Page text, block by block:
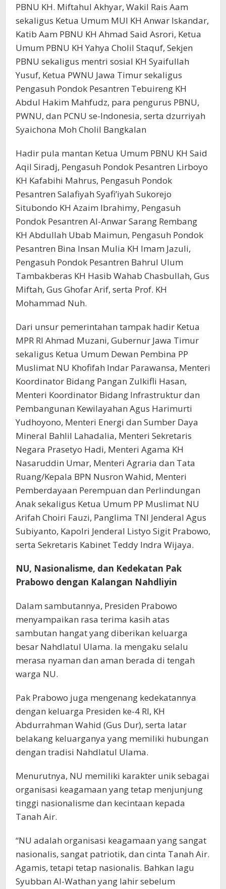
PBNU KH. Miftahul Akhyar, Wakil Rais Aam
sekaligus Ketua Umum MUI KH Anwar Iskandar,
Katib Aam PBNU KH Ahmad Said Asrori, Ketua
Umum PBNU KH Yahya Cholil Staquf, Sekjen
PBNU sekaligus mentri sosial KH Syaifullah
Yusuf, Ketua PWNU Jawa Timur sekaligus
Pengasuh Pondok Pesantren Tebuireng KH
Abdul Hakim Mahfudz, para pengurus PBNU,
PWNU, dan PCNU se-Indonesia, serta dzurriyah
Syaichona Moh Cholil Bangkalan
Hadir pula mantan Ketua Umum PBNU KH Said
Aqil Siradj, Pengasuh Pondok Pesantren Lirboyo
KH Kafabihi Mahrus, Pengasuh Pondok
Pesantren Salafiyah Syafi’iyah Sukorejo
Situbondo KH Azaim Ibrahimy, Pengasuh
Pondok Pesantren Al-Anwar Sarang Rembang
KH Abdullah Ubab Maimun, Pengasuh Pondok
Pesantren Bina Insan Mulia KH Imam Jazuli,
Pengasuh Pondok Pesantren Bahrul Ulum
Tambakberas KH Hasib Wahab Chasbullah, Gus
Miftah, Gus Ghofar Arif, serta Prof. KH
Mohammad Nuh.
Dari unsur pemerintahan tampak hadir Ketua
MPR RI Ahmad Muzani, Gubernur Jawa Timur
sekaligus Ketua Umum Dewan Pembina PP
Muslimat NU Khofifah Indar Parawansa, Menteri
Koordinator Bidang Pangan Zulkifli Hasan,
Menteri Koordinator Bidang Infrastruktur dan
Pembangunan Kewilayahan Agus Harimurti
Yudhoyono, Menteri Energi dan Sumber Daya
Mineral Bahlil Lahadalia, Menteri Sekretaris
Negara Prasetyo Hadi, Menteri Agama KH
Nasaruddin Umar, Menteri Agraria dan Tata
Ruang/Kepala BPN Nusron Wahid, Menteri
Pemberdayaan Perempuan dan Perlindungan
Anak sekaligus Ketua Umum PP Muslimat NU
Arifah Choiri Fauzi, Panglima TNI Jenderal Agus
Subiyanto, Kapolri Jenderal Listyo Sigit Prabowo,
serta Sekretaris Kabinet Teddy Indra Wijaya.
NU, Nasionalisme, dan Kedekatan Pak
Prabowo dengan Kalangan Nahdliyin
Dalam sambutannya, Presiden Prabowo
menyampaikan rasa terima kasih atas
sambutan hangat yang diberikan keluarga
besar Nahdlatul Ulama. Ia mengaku selalu
merasa nyaman dan aman berada di tengah
warga NU.
Pak Prabowo juga mengenang kedekatannya
dengan keluarga Presiden ke-4 RI, KH
Abdurrahman Wahid (Gus Dur), serta latar
belakang keluarganya yang memiliki hubungan
dengan tradisi Nahdlatul Ulama.
Menurutnya, NU memiliki karakter unik sebagai
organisasi keagamaan yang tetap menjunjung
tinggi nasionalisme dan kecintaan kepada
Tanah Air.
“NU adalah organisasi keagamaan yang sangat
nasionalis, sangat patriotik, dan cinta Tanah Air.
Agamis, tetapi tetap nasionalis. Bahkan lagu
Syubban Al-Wathan yang lahir sebelum